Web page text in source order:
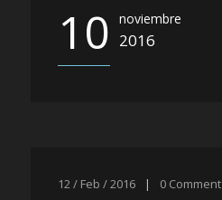
10 noviembre
2016
12 / Feb / 2016 | 0 Comment